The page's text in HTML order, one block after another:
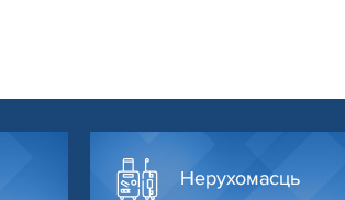
Нерухомасць